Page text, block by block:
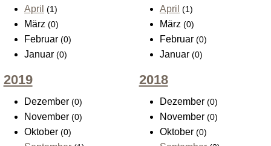
April (1)
März (0)
Februar (0)
Januar (0)
April (1)
März(0)
Februar(0)
Januar(0)
2019
Dezember (0)
November (0)
Oktober (0)
2018
Dezember(0)
November(0)
Oktober(0)